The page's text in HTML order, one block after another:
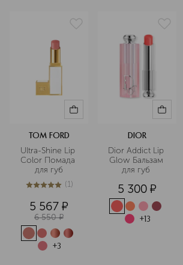
Подробнее
TOM FORD
Ultra-Shine Lip
Color Помада
для губ
5из 51 (1)
5 567 ¤
6 550 ¤
+3
DIOR
Dior Addict Lip
Glow Бальзам
5 300 ¤
+13